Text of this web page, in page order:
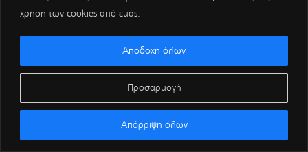
χρήση των cookies από εμάς.
Προσαρμογή
Απόρριψη όλων
Αποδοχή όλων